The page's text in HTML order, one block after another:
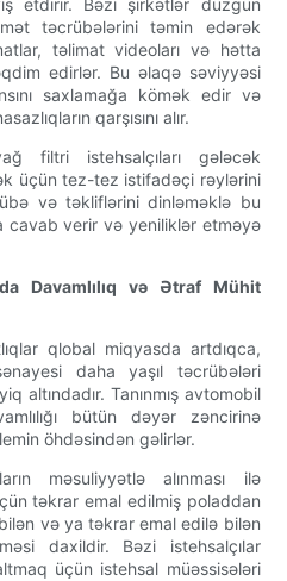
etdirir. Bəzi şirkətlər düzgün
təcrübələrini təmin edərək
təlimat videoları və hətta
edirlər. Bu əlaqə səviyyəsi
saxlamağa kömək edir və
qarşısını alır.
filtri istehsalçıları gələcək
üçün tez-tez istifadəçi rəylərini
və təkliflərini dinləməklə bu
cavab verir və yeniliklər etməyə
Davamlılıq və Ətraf Mühit
qlobal miqyasda artdıqca,
daha yaşıl təcrübələri
altındadır. Tanınmış avtomobil
bütün dəyər zəncirinə
öhdəsindən gəlirlər.
məsuliyyətlə alınması ilə
təkrar emal edilmiş poladdan
və ya təkrar emal edilə bilən
daxildir. Bəzi istehsalçılar
üçün istehsal müəssisələri